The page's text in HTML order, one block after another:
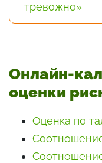
тревожно»
Онлайн-
оценки
Оценка по